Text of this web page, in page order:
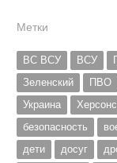
Метки
ВС ВСУ ВСУ
Зеленский
ПВО
Украина
безопасность
дети
досуг